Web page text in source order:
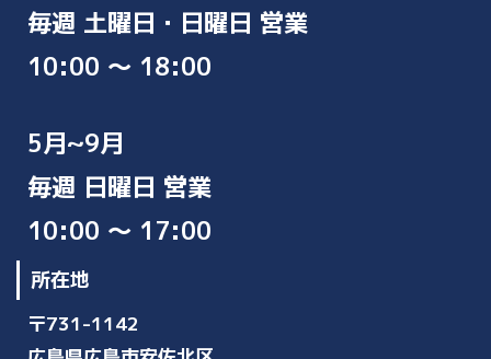
毎週 土曜日・日曜日 営業
10:00 ～ 18:00
5月~9月
毎週 日曜日 営業
10:00 ～ 17:00
所在地
〒731-1142